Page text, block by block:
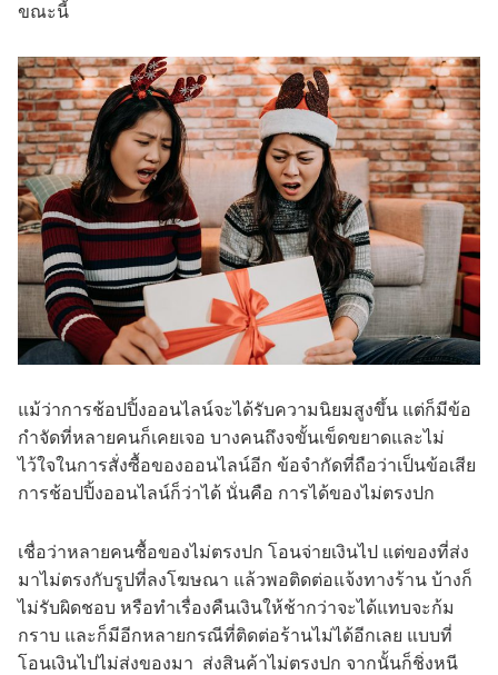
ขณะนี้
แม้ว่าการช้อปปิ้งออนไลน์จะได้รับความนิยมสูงขึ้น แต่ก็มีข้อ
กำจัดที่หลายคนก็เคยเจอ บางคนถึงจขั้นเข็ดขยาดและไม่
ไว้ใจในการสั่งซื้อของออนไลน์อีก ข้อจำกัดที่ถือว่าเป็นข้อเสีย
การช้อปปิ้งออนไลน์ก็ว่าได้ นั่นคือ การได้ของไม่ตรงปก
เชื่อว่าหลายคนซื้อของไม่ตรงปก โอนจ่ายเงินไป แต่ของที่ส่ง
มาไม่ตรงกับรูปที่ลงโฆษณา แล้วพอติดต่อแจ้งทางร้าน บ้างก็
ไม่รับผิดชอบ หรือทำเรื่องคืนเงินให้ช้ากว่าจะได้แทบจะก้ม
กราบ และก็มีอีกหลายกรณีที่ติดต่อร้านไม่ได้อีกเลย แบบที่
โอนเงินไปไม่ส่งของมา ส่งสินค้าไม่ตรงปก จากนั้นก็ชิ่งหนี